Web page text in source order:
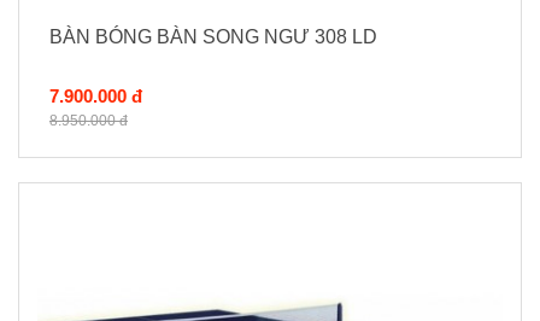
BÀN BÓNG BÀN SONG NGƯ 308 LD
7.900.000 đ
8.950.000 đ